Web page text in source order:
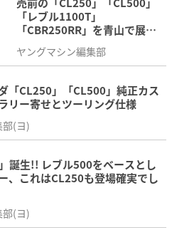
「レブル1100T」
「CBR250RR」を青山で展示
【11/15〜12/4】
ヤングマシン編集部
「CL250」「CL500」純正カス
リー寄せとツーリング仕様
部(ヨ)
誕生!! レブル500をベースとし
、これはCL250も登場確実でし
部(ヨ)